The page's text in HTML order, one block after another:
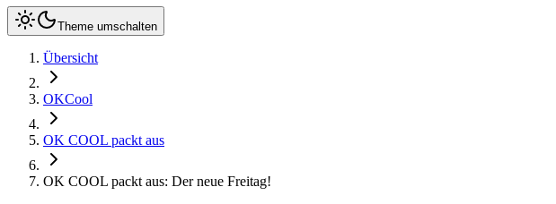
Theme umschalten
Übersicht
OKCool
OK COOL packt aus
OK COOL packt aus: Der neue Freitag!